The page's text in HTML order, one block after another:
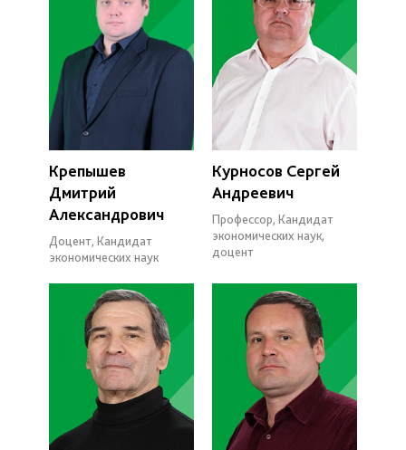
Крепышев
Дмитрий
Александрович
Доцент, Кандидат
экономических наук
Курносов Сергей
Андреевич
Профессор, Кандидат
экономических наук,
доцент